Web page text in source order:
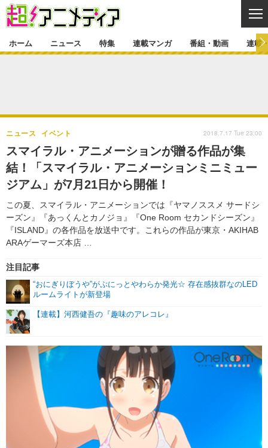
ゲーム・アプリ マンガ
グッズ イベント
声優
舞台 新帝スタ
特集一覧 カバー
ラキりす
連載マンガ
連載一覧
番組・動画
番組・動画一覧 ラジオ
動画
連載・ブログ
連載・ブログ一覧
編集部ブログ・お知らせ
ホーム ニュース 特集 連載マンガ 番組・動画 連載
スマイラル・アニメーションが贈る作品が集
結！「スマイラル・アニメーションミニミュー
ジアム」が7月21日から開催！
この夏、スマイラル・アニメーションでは『ヤマノススメ サードシ
ーズン』『あっくんとカノジョ』『One Room セカンドシーズン』
『ISLAND』の各作品を放送中です。これらの作品が東京・AKIHAB
ARAゲーマーズ本店 …
ニュース イベント
注目記事
“おにぎりぼうや”がぷにっとやわらか発光☆ 存在感抜群なのLED
ルームライトが新登場
【連載】河西健吾の『趣味のアレコレ』
2018.7.17 Tue 23:00